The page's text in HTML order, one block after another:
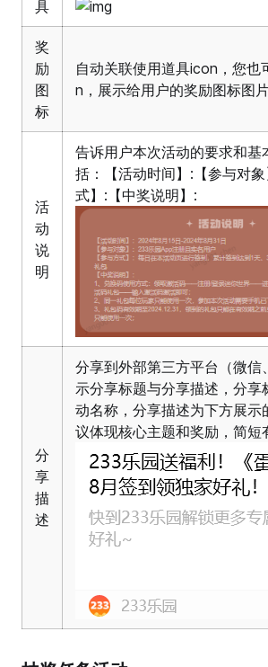
具
奖
励
图
标
自动关联使用道具icon，您也
n，展示给用户的奖励图标图
活
动
说
明
告诉用户本次活动的要求和基
括：【活动时间】:【参与对
式】:【中奖说明】:
分
享
描
述
分享到外部第三方平台（微信
示分享标题与分享描述，分享
动名称，分享描述为下方展示
议体现核心主题和奖励，简短